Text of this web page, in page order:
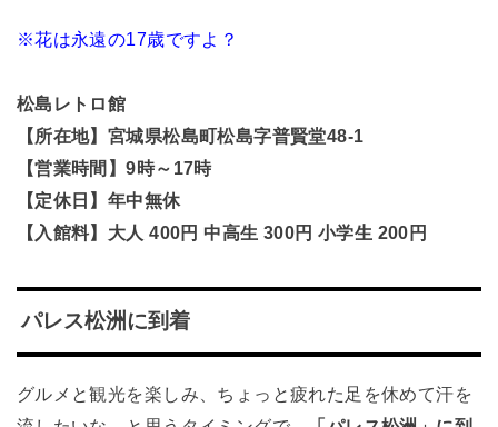
※花は永遠の17歳ですよ？
松島レトロ館
【所在地】 宮城県松島町松島字普賢堂48-1
【営業時間】9時～17時
【定休日】年中無休
【入館料】大人 400円 中高生 300円 小学生 200円
パレス松洲に到着
グルメと観光を楽しみ、ちょっと疲れた足を休めて汗を